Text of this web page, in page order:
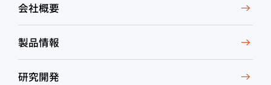
会社概要
製品情報
研究開発